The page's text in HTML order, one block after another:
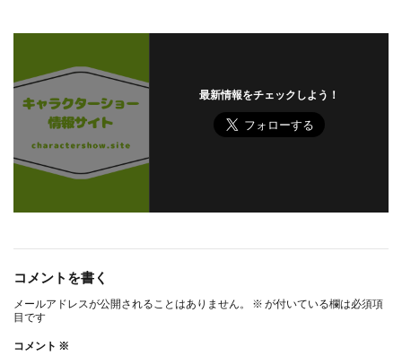
最新情報をチェックしよう！
コメントを書く
メールアドレスが公開されることはありません。 ※ が付いている欄は必須項
目です
コメント ※